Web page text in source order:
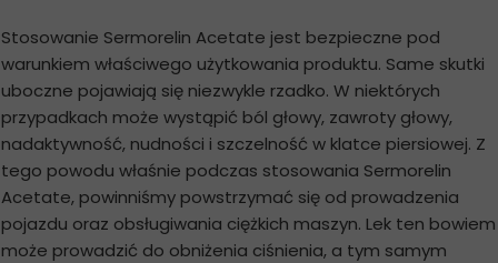
Stosowanie Sermorelin Acetate jest bezpieczne pod
warunkiem właściwego użytkowania produktu. Same skutki
uboczne pojawiają się niezwykle rzadko. W niektórych
przypadkach może wystąpić ból głowy, zawroty głowy,
nadaktywność, nudności i szczelność w klatce piersiowej. Z
tego powodu właśnie podczas stosowania Sermorelin
Acetate, powinniśmy powstrzymać się od prowadzenia
pojazdu oraz obsługiwania ciężkich maszyn. Lek ten bowiem
może prowadzić do obniżenia ciśnienia, a tym samym